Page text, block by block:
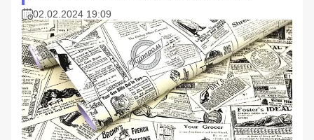
02.02.2024 19:09